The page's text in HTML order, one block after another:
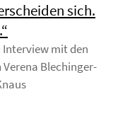
sich.
Interview mit den
Blechinger-